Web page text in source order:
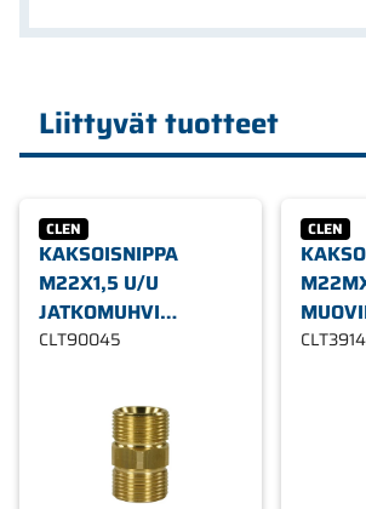
Liittyvät tuotteet
CLEN
KAKSOISNIPPA
M22X1,5 U/U
JATKOMUHVI
MESSINKI
CLT90045
CLEN